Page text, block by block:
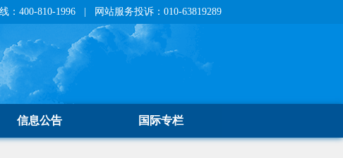
：400-810-1996 | 网站服务投诉：010-63819289
信息公告 国际专栏